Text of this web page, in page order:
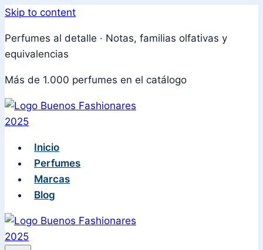
Skip to content
Perfumes al detalle · Notas, familias olfativas y
equivalencias
Más de 1.000 perfumes en el catálogo
Inicio
Perfumes
Marcas
Blog